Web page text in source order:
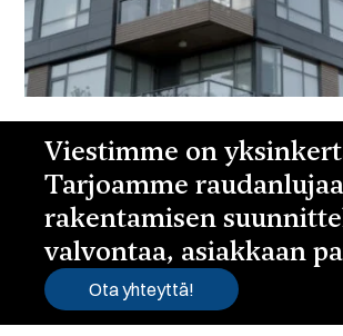
Viestimme on
Tarjoamme raudanlujaa
rakentamisen
valvontaa, asiakkaan
Ota yhteyttä!